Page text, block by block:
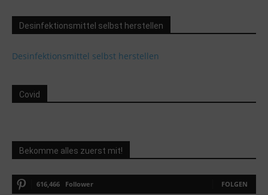
Desinfektionsmittel selbst herstellen
Desinfektionsmittel selbst herstellen
Covid
Bekomme alles zuerst mit!
616,466 Follower FOLGEN